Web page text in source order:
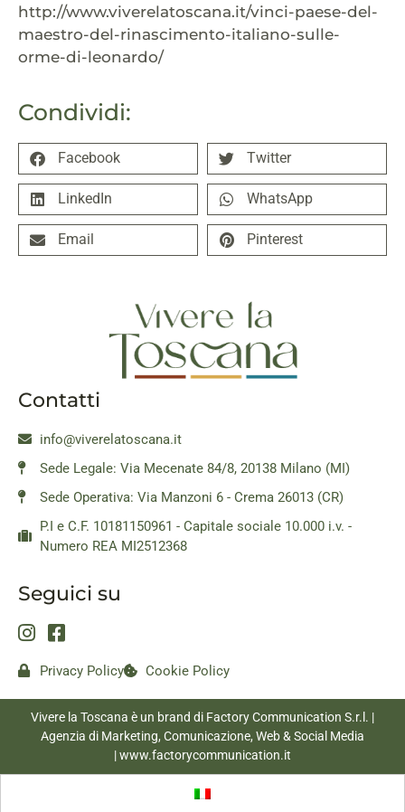
Condividi:
Facebook Twitter
LinkedIn WhatsApp
Email Pinterest
http://www.viverelatoscana.it/vinci-paese-del-
maestro-del-rinascimento-italiano-sulle-
orme-di-leonardo/
Contatti
info@viverelatoscana.it
Sede Legale: Via Mecenate 84/8, 20138 Milano (MI)
Sede Operativa: Via Manzoni 6 - Crema 26013 (CR)
P.I e C.F. 10181150961 - Capitale sociale 10.000 i.v. -
Numero REA MI2512368
Seguici su
Privacy Policy Cookie Policy
Vivere la Toscana è un brand di Factory Communication S.r.l. |
Agenzia di Marketing, Comunicazione, Web & Social Media
|www.factorycommunication.it